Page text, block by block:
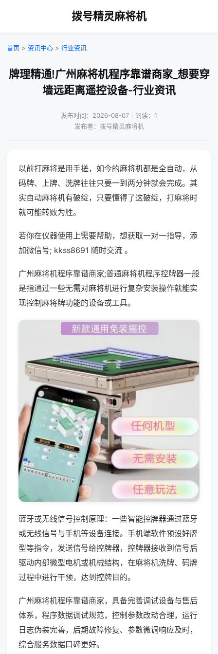
拨号精灵麻将机
首页 > 资讯中心 > 行业资讯
牌理精通!广州麻将机程序靠谱商家_想要穿
墙远距离遥控设备-行业资讯
发布时间：2026-08-07｜阅读：1
发布者：拨号精灵麻将机
以前打麻将是用手搓，如今的麻将机都是全自动，从
码牌、上牌、洗牌往往只要一到两分钟就会完成。其
实自动麻将机有破绽，只要懂得了这破绽，打麻将时
就可能转败为胜。
若你在仪器使用上需要帮助，想获取一对一指导，添
加微信号; kkss8691 随时交流 。
广州麻将机程序靠谱商家;普通麻将机程序控牌器一般
是指通过一些无需对麻将机进行复杂安装操作就能实
现控制麻将牌功能的设备或工具。
蓝牙或无线信号控制原理：一些智能控牌器通过蓝牙
或无线信号与手机等设备连接。手机端软件预设好牌
型等指令，发送信号给控牌器，控牌器接收到信号后
驱动内部微型电机或机械结构，在麻将机洗牌、码牌
过程中进行干预，达到控牌目的。
广州麻将机程序靠谱商家，具备完善调试设备与售后
体系，程序数据调试规范，控制参数改动合理，运行
日志伪装完善，后期故障修复、参数微调响应及时，
综合服务数据口碑更好。